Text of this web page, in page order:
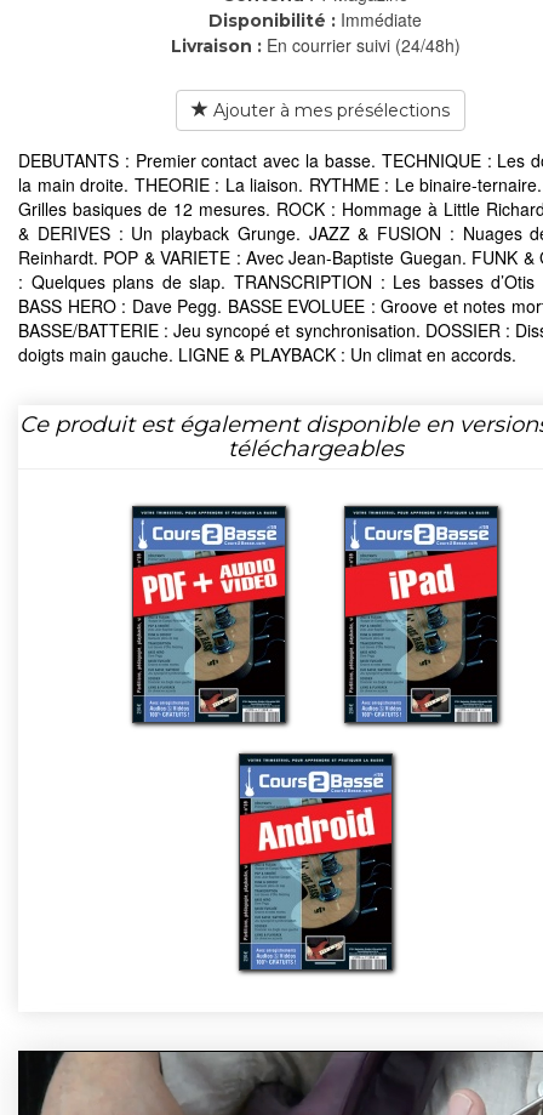
Disponibilité : Immédiate
Livraison : En courrier suivi (24/48h)
Ajouter à mes présélections
DEBUTANTS : Premier contact avec la basse. TECHNIQUE : Les
la main droite. THEORIE : La liaison. RYTHME : Le binaire-
Grilles basiques de 12 mesures. ROCK : Hommage à Little
& DERIVES : Un playback Grunge. JAZZ & FUSION : Nuages
Reinhardt. POP & VARIETE : Avec Jean-Baptiste Guegan. FUNK &
: Quelques plans de slap. TRANSCRIPTION : Les basses d’Otis
BASS HERO : Dave Pegg. BASSE EVOLUEE : Groove et notes
BASSE/BATTERIE : Jeu syncopé et synchronisation. DOSSIER :
doigts main gauche. LIGNE & PLAYBACK : Un climat en accords.
Ce produit est également disponible en
téléchargeables